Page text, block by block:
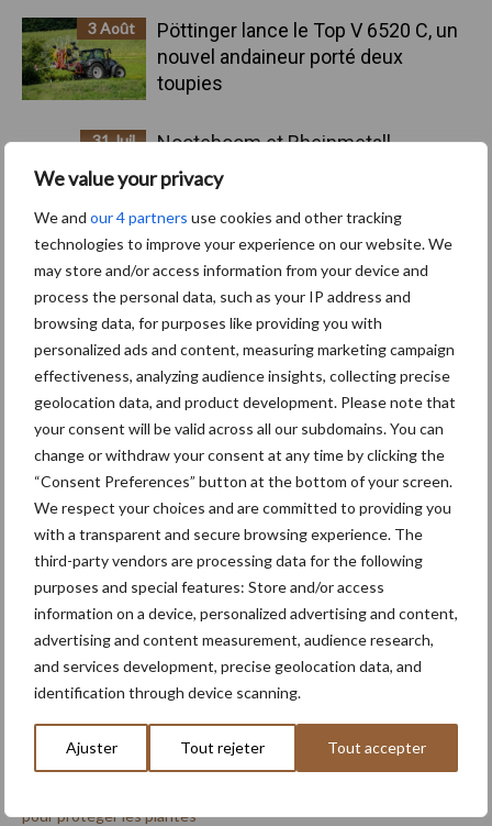
We value your privacy
We and our 4 partners use cookies and other tracking
technologies to improve your experience on our website. We
may store and/or access information from your device and
process the personal data, such as your IP address and
browsing data, for purposes like providing you with
personalized ads and content, measuring marketing campaign
effectiveness, analyzing audience insights, collecting precise
geolocation data, and product development. Please note that
your consent will be valid across all our subdomains. You can
change or withdraw your consent at any time by clicking the
“Consent Preferences” button at the bottom of your screen.
We respect your choices and are committed to providing you
with a transparent and secure browsing experience. The
third-party vendors are processing data for the following
purposes and special features: Store and/or access
information on a device, personalized advertising and content,
advertising and content measurement, audience research,
and services development, precise geolocation data, and
identification through device scanning.
Ajuster Tout rejeter Tout accepter
3 Août
Pöttinger lance le Top V 6520 C, un
nouvel andaineur porté deux
toupies
31 Juil
Nooteboom et Rheinmetall
présentent une remorque militaire
avancée à huit essieux
En savoir plus
Rechercher
Recente berichten
pour protéger les plantes